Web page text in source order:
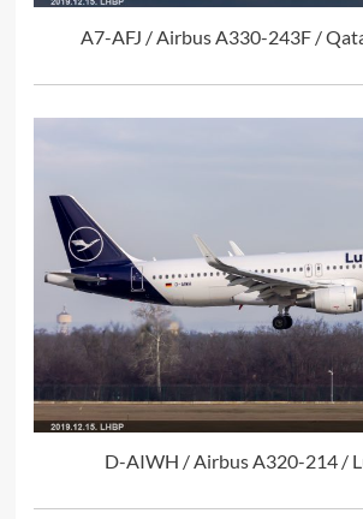
A7-AFJ / Airbus A330-243F /
D-AIWH / Airbus A320-214 /